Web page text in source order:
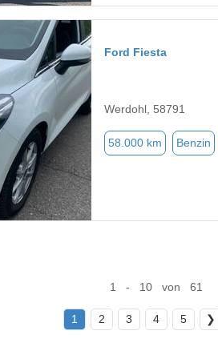
Ford Fiesta
Werdohl, 58791
58.000 km Benzin
1 - 10 von 61
1 2 3 4 5 ❯